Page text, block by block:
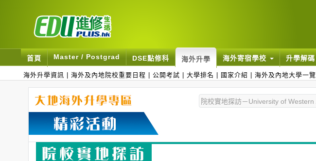
首頁 Master / Postgrad DSE點修科 海外升學 海外寄宿學校 升學解碼
海外升學資訊 海外及內地院校重要日程 公開考試 大學排名 國家介紹 海外及內地大學一覽